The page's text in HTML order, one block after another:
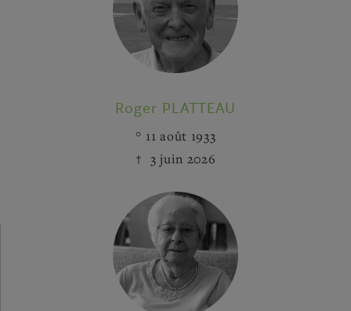
Roger PLATTEAU
11 août 1933
3 juin 2026